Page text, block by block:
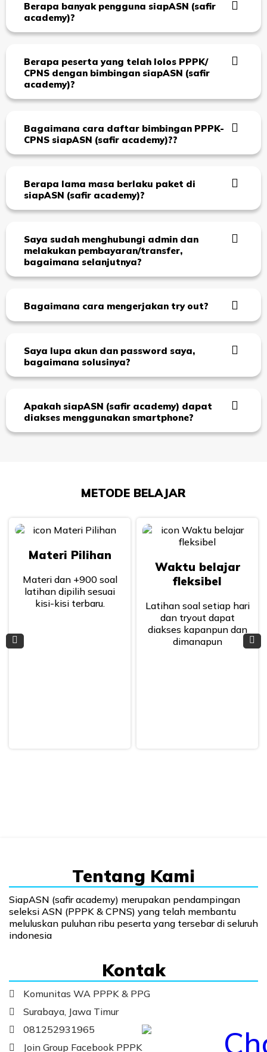
Berapa banyak pengguna siapASN (safir
academy)?
Berapa peserta yang telah lolos PPPK/
CPNS dengan bimbingan siapASN (safir
academy)?
Bagaimana cara daftar bimbingan PPPK-
CPNS siapASN (safir academy)??
Berapa lama masa berlaku paket di
siapASN (safir academy)?
Saya sudah menghubungi admin dan
melakukan pembayaran/transfer,
bagaimana selanjutnya?
Bagaimana cara mengerjakan try out?
Saya lupa akun dan password saya,
bagaimana solusinya?
Apakah siapASN (safir academy) dapat
diakses menggunakan smartphone?
METODE BELAJAR
Materi Pilihan
Materi dan +900 soal
latihan dipilih sesuai
kisi-kisi terbaru.
Waktu belajar
fleksibel
Latihan soal setiap hari
dan tryout dapat
diakses kapanpun dan
dimanapun
Tentang Kami
SiapASN (safir academy) merupakan pendampingan
seleksi ASN (PPPK & CPNS) yang telah membantu
meluluskan puluhan ribu peserta yang tersebar di seluruh
indonesia
Kontak
Komunitas WA PPPK & PPG
Surabaya, Jawa Timur
081252931965
Join Group Facebook PPPK